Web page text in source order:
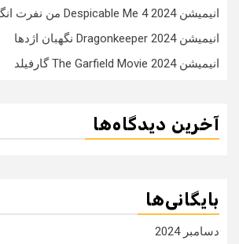
انیمیشن Despicable Me 4 2024 من نفرت انگیز 4
انیمیشن Dragonkeeper 2024 نگهبان اژدها
انیمیشن The Garfield Movie 2024 گارفیلد
آخرین دیدگاه‌ها
بایگانی‌ها
دسامبر 2024